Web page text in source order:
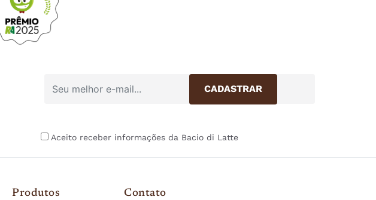
Aceito receber informações da Bacio di Latte
Produtos Contato